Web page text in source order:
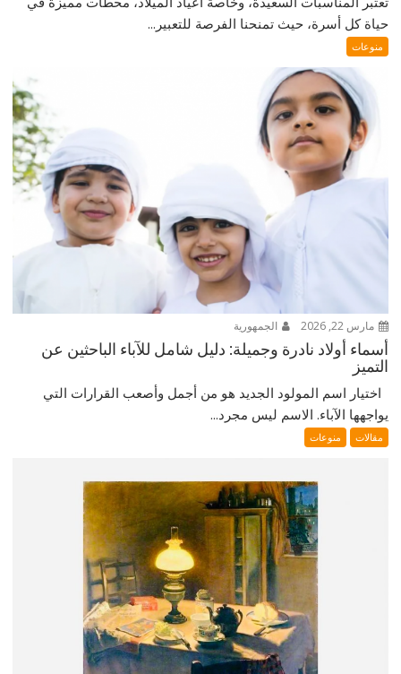
حياة كل أسرة، حيث تمنحنا الفرصة للتعبير...
منوعات
مارس 22, 2026 الجمهورية
أسماء أولاد نادرة وجميلة: دليل شامل للآباء الباحثين عن
التميز
اختيار اسم المولود الجديد هو من أجمل وأصعب القرارات التي
يواجهها الآباء. الاسم ليس مجرد...
مقالات منوعات